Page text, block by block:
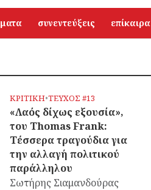
συνεντεύξεις επίκαιρα
ΚΡΙΤΙΚΗ•ΤΕΥΧΟΣ #13
«Λαός δίχως εξουσία»,
του Thomas Frank:
Τέσσερα τραγούδια για
την αλλαγή πολιτικού
παράλληλου
Σωτήρης Σιαμανδούρας